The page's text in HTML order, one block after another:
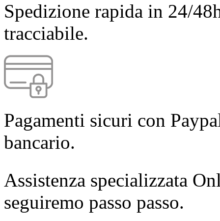
Spedizione rapida in 24/
tracciabile.
Pagamenti sicuri con
bancario.
Assistenza specializzata
seguiremo passo passo.